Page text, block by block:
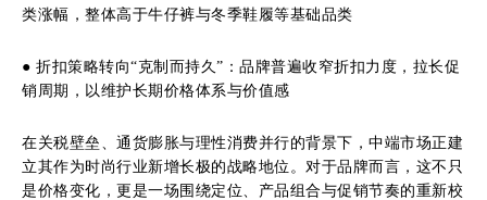
类涨幅，整体高于牛仔裤与冬季鞋履等基础品类
● 折扣策略转向“克制而持久”：品牌普遍收窄折扣力度，拉长促
销周期，以维护长期价格体系与价值感
在关税壁垒、通货膨胀与理性消费并行的背景下，中端市场正建
立其作为时尚行业新增长极的战略地位。对于品牌而言，这不只
是价格变化，更是一场围绕定位、产品组合与促销节奏的重新校